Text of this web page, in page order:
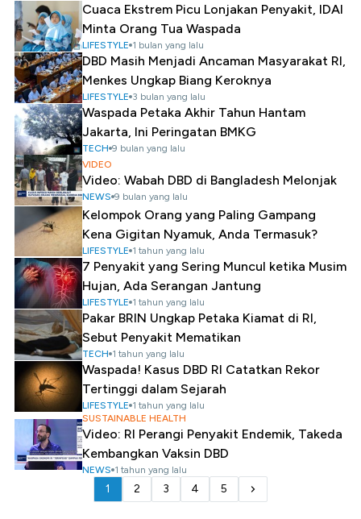
Cuaca Ekstrem Picu Lonjakan Penyakit, IDAI
Minta Orang Tua Waspada
LIFESTYLE 1 bulan yang lalu
DBD Masih Menjadi Ancaman Masyarakat RI,
Menkes Ungkap Biang Keroknya
LIFESTYLE 3 bulan yang lalu
Waspada Petaka Akhir Tahun Hantam
Jakarta, Ini Peringatan BMKG
TECH 9 bulan yang lalu
VIDEO
Video: Wabah DBD di Bangladesh Melonjak
NEWS 9 bulan yang lalu
Kelompok Orang yang Paling Gampang
Kena Gigitan Nyamuk, Anda Termasuk?
LIFESTYLE 1 tahun yang lalu
7 Penyakit yang Sering Muncul ketika Musim
Hujan, Ada Serangan Jantung
LIFESTYLE 1 tahun yang lalu
Pakar BRIN Ungkap Petaka Kiamat di RI,
Sebut Penyakit Mematikan
TECH 1 tahun yang lalu
Waspada! Kasus DBD RI Catatkan Rekor
Tertinggi dalam Sejarah
LIFESTYLE 1 tahun yang lalu
SUSTAINABLE HEALTH
Video: RI Perangi Penyakit Endemik, Takeda
Kembangkan Vaksin DBD
NEWS 1 tahun yang lalu
1 2 3 4 5